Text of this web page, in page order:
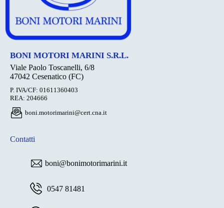
BONI MOTORI MARINI S.R.L.
Viale Paolo Toscanelli, 6/8
47042 Cesenatico (FC)
P. IVA/CF: 01611360403
REA: 204666
boni.motorimarini@cert.cna.it
Contatti
boni@bonimotorimarini.it
0547 81481